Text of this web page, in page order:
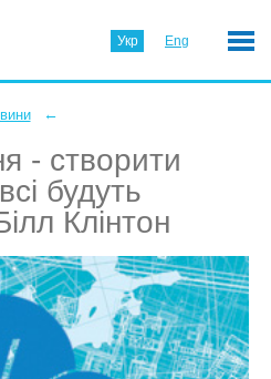
Укр Eng
←
- створити
будуть
Клінтон